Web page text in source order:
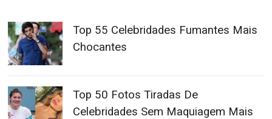
Top 55 Celebridades Fumantes Mais
Chocantes
Top 50 Fotos Tiradas De
Celebridades Sem Maquiagem Mais